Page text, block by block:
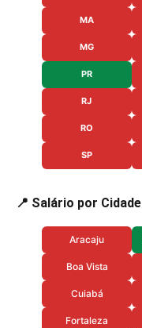
MA
MG
PR
RJ
RO
SP
📍 Salário por Cidade
Aracaju
Boa Vista
Cuiabá
Fortaleza